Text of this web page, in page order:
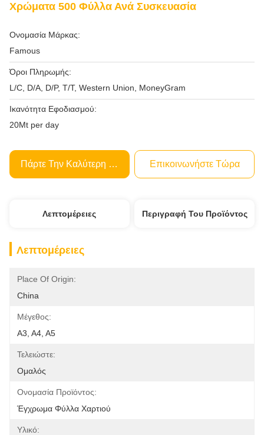
Χρώματα 500 Φύλλα Ανά Συσκευασία
Ονομασία Μάρκας:
Famous
Όροι Πληρωμής:
L/C, D/A, D/P, T/T, Western Union, MoneyGram
Ικανότητα Εφοδιασμού:
20Mt per day
Πάρτε Την Καλύτερη Τιμή Επικοινωνήστε Τώρα
Λεπτομέρειες Περιγραφή Του Προϊόντος
Λεπτομέρειες
Place Of Origin:
China
Μέγεθος:
A3, A4, A5
Τελειώστε:
Ομαλός
Ονομασία Προϊόντος:
Έγχρωμα Φύλλα Χαρτιού
Υλικό: